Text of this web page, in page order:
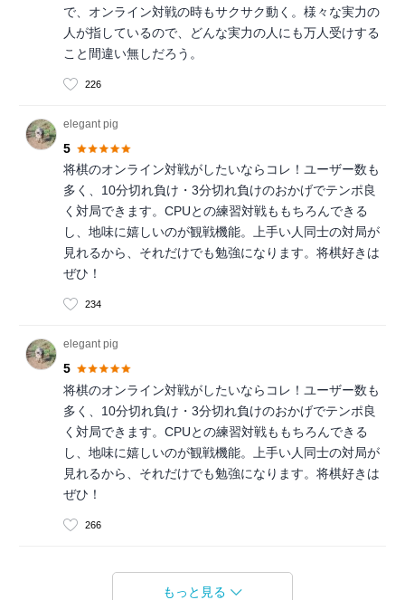
で、オンライン対戦の時もサクサク動く。様々な実力の
人が指しているので、どんな実力の人にも万人受けする
こと間違い無しだろう。
226
elegant pig
5
将棋のオンライン対戦がしたいならコレ！ユーザー数も
多く、10分切れ負け・3分切れ負けのおかげでテンポ良
く対局できます。CPUとの練習対戦ももちろんできる
し、地味に嬉しいのが観戦機能。上手い人同士の対局が
見れるから、それだけでも勉強になります。将棋好きは
ぜひ！
234
elegant pig
5
将棋のオンライン対戦がしたいならコレ！ユーザー数も
多く、10分切れ負け・3分切れ負けのおかげでテンポ良
く対局できます。CPUとの練習対戦ももちろんできる
し、地味に嬉しいのが観戦機能。上手い人同士の対局が
見れるから、それだけでも勉強になります。将棋好きは
ぜひ！
266
もっと見る